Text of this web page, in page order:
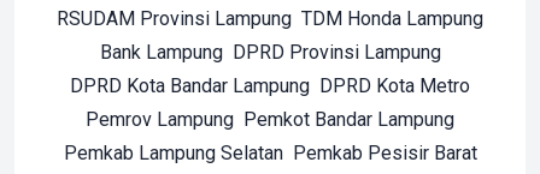
RSUDAM Provinsi Lampung TDM Honda Lampung
Bank Lampung DPRD Provinsi Lampung
DPRD Kota Bandar Lampung DPRD Kota Metro
Pemrov Lampung Pemkot Bandar Lampung
Pemkab Lampung Selatan Pemkab Pesisir Barat